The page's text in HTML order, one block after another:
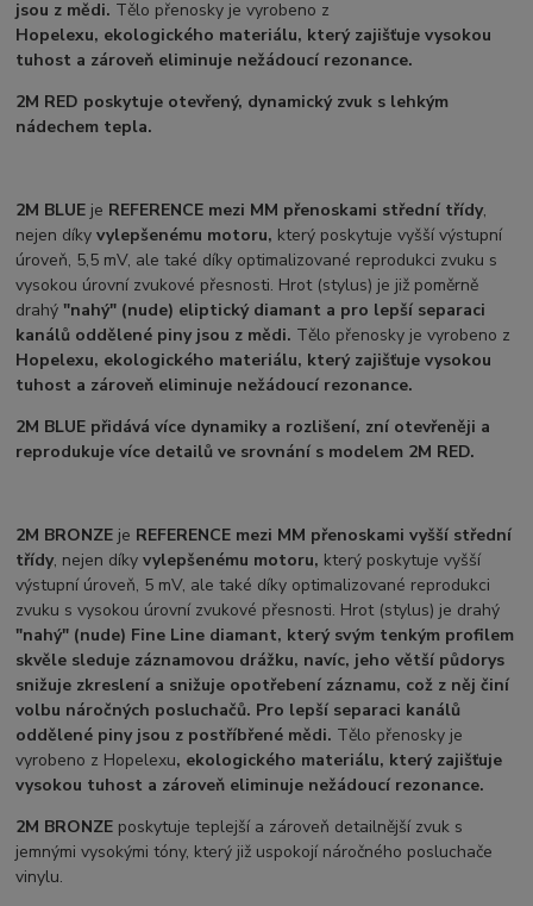
jsou z mědi. Tělo přenosky je vyrobeno z
Hopelexu, ekologického materiálu, který zajišťuje vysokou
tuhost a zároveň eliminuje nežádoucí rezonance.
2M RED poskytuje otevřený, dynamický zvuk s lehkým
nádechem tepla.
2M BLUE je REFERENCE mezi MM přenoskami střední třídy,
nejen díky vylepšenému motoru, který poskytuje vyšší výstupní
úroveň, 5,5 mV, ale také díky optimalizované reprodukci zvuku s
vysokou úrovní zvukové přesnosti. Hrot (stylus) je již poměrně
drahý"nahý" (nude) eliptický diamant a pro lepší separaci
kanálů oddělené piny jsou z mědi. Tělo přenosky je vyrobeno z
Hopelexu, ekologického materiálu, který zajišťuje vysokou
tuhost a zároveň eliminuje nežádoucí rezonance.
2M BLUE přidává více dynamiky a rozlišení, zní otevřeněji a
reprodukuje více detailů ve srovnání s modelem 2M RED.
2M BRONZE je REFERENCE mezi MM přenoskami vyšší střední
třídy, nejen díky vylepšenému motoru, který poskytuje vyšší
výstupní úroveň, 5 mV, ale také díky optimalizované reprodukci
zvuku s vysokou úrovní zvukové přesnosti. Hrot (stylus) je drahý
"nahý" (nude) Fine Line diamant, který svým tenkým profilem
skvěle sleduje záznamovou drážku, navíc, jeho větší půdorys
snižuje zkreslení a snižuje opotřebení záznamu, což z něj činí
volbu náročných posluchačů. Pro lepší separaci kanálů
oddělené piny jsou z postříbřené mědi. Tělo přenosky je
vyrobeno z Hopelexu, ekologického materiálu, který zajišťuje
vysokou tuhost a zároveň eliminuje nežádoucí rezonance.
2M BRONZE poskytuje teplejší a zároveň detailnější zvuk s
jemnými vysokými tóny, který již uspokojí náročného posluchače
vinylu.